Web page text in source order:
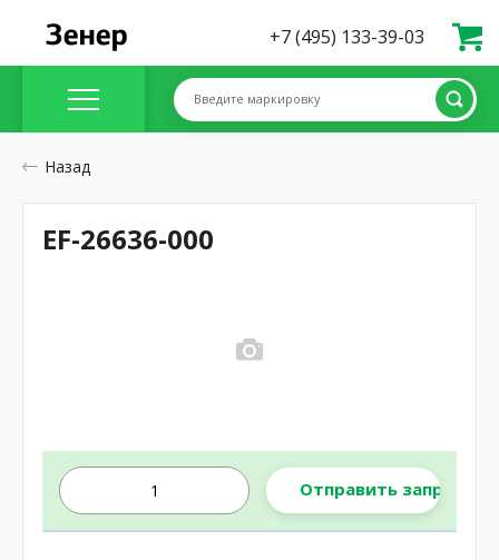
+7 (495) 133-39-03
Введите маркировку
Назад
Отправить запрос
EF-26636-000